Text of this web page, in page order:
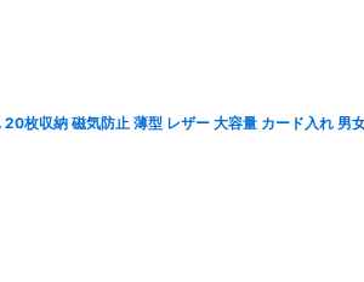
枚収納 磁気防止 薄型 レザー 大容量 カード入れ 男